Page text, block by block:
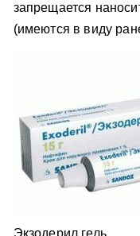
запрещается
(имеются в виду